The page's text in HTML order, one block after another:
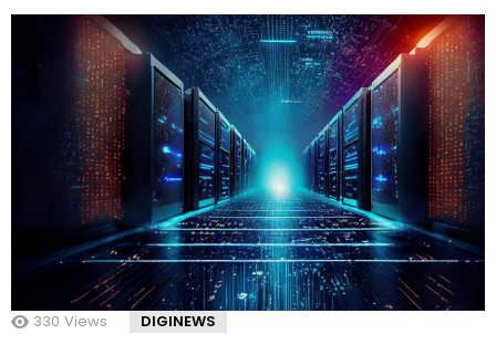
330 Views DIGINEWS